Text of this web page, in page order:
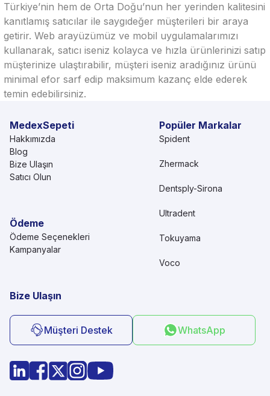
Türkiye’nin hem de Orta Doğu’nun her yerinden kalitesini
kanıtlamış satıcılar ile saygıdeğer müşterileri bir araya
getirir. Web arayüzümüz ve mobil uygulamalarımızı
kullanarak, satıcı iseniz kolayca ve hızla ürünlerinizi satıp
müşterinize ulaştırabilir, müşteri iseniz aradığınız ürünü
minimal efor sarf edip maksimum kazanç elde ederek
temin edebilirsiniz.
MedexSepeti
Hakkımızda
Blog
Bize Ulaşın
Satıcı Olun
Ödeme
Ödeme Seçenekleri
Kampanyalar
Popüler Markalar
Spident
Zhermack
Dentsply-Sirona
Ultradent
Tokuyama
Voco
Bize Ulaşın
Müşteri Destek WhatsApp